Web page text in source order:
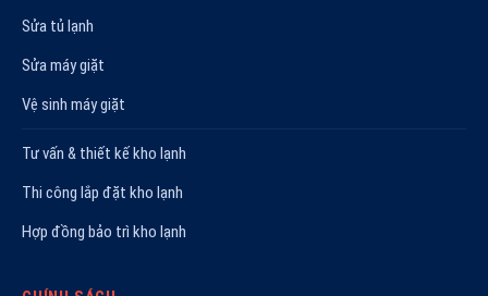
Sửa tủ lạnh
Sửa máy giặt
Vệ sinh máy giặt
Tư vấn & thiết kế kho lạnh
Thi công lắp đặt kho lạnh
Hợp đồng bảo trì kho lạnh